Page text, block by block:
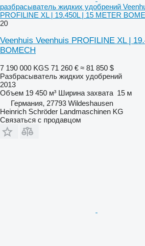
разбрасыватель жидких удобрений
PROFILINE XL | 19.450L | 15 METER
20
Veenhuis Veenhuis PROFILINE XL |
BOMECH
7 190 000 KGS 71 260 € ≈ 81 850 $
Разбрасыватель жидких удобрений
2013
Объем 19 450 м³ Ширина захвата 15 м
Германия, 27793 Wildeshausen
Heinrich Schröder Landmaschinen KG
Связаться с продавцом